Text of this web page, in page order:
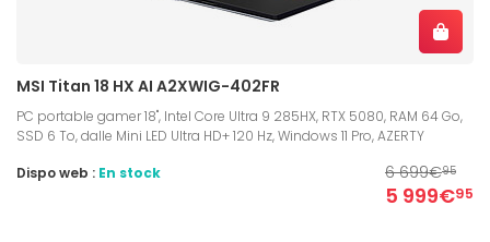
MSI Titan 18 HX AI A2XWIG-402FR
PC portable gamer 18", Intel Core Ultra 9 285HX, RTX 5080, RAM 64 Go,
SSD 6 To, dalle Mini LED Ultra HD+ 120 Hz, Windows 11 Pro, AZERTY
6 699€95
5 999€95
Dispo web : En stock